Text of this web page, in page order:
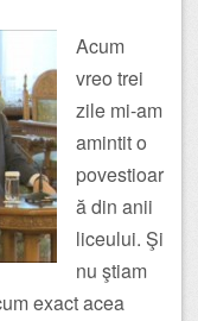
Acum
vreo trei
zile mi-am
amintit o
povestioar
ă din anii
liceului. Şi
nu ştiam
exact acea